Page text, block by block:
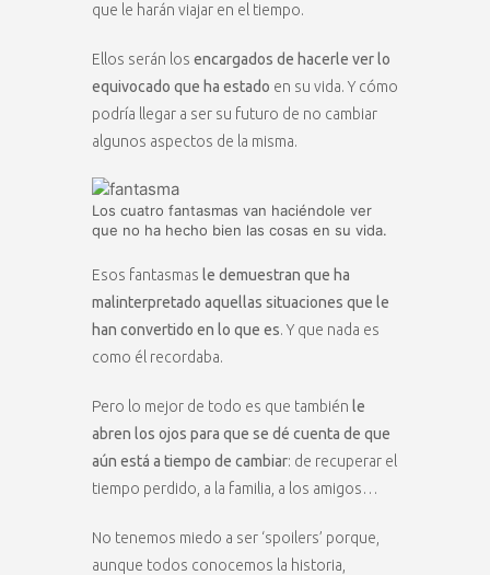
que le harán viajar en el tiempo.
Ellos serán los encargados de hacerle ver lo
equivocado que ha estado en su vida. Y cómo
podría llegar a ser su futuro de no cambiar
algunos aspectos de la misma.
Los cuatro fantasmas van haciéndole ver
que no ha hecho bien las cosas en su vida.
Esos fantasmas le demuestran que ha
malinterpretado aquellas situaciones que le
han convertido en lo que es. Y que nada es
como él recordaba.
Pero lo mejor de todo es que también le
abren los ojos para que se dé cuenta de que
aún está a tiempo de cambiar: de recuperar el
tiempo perdido, a la familia, a los amigos…
No tenemos miedo a ser ‘spoilers’ porque,
aunque todos conocemos la historia,